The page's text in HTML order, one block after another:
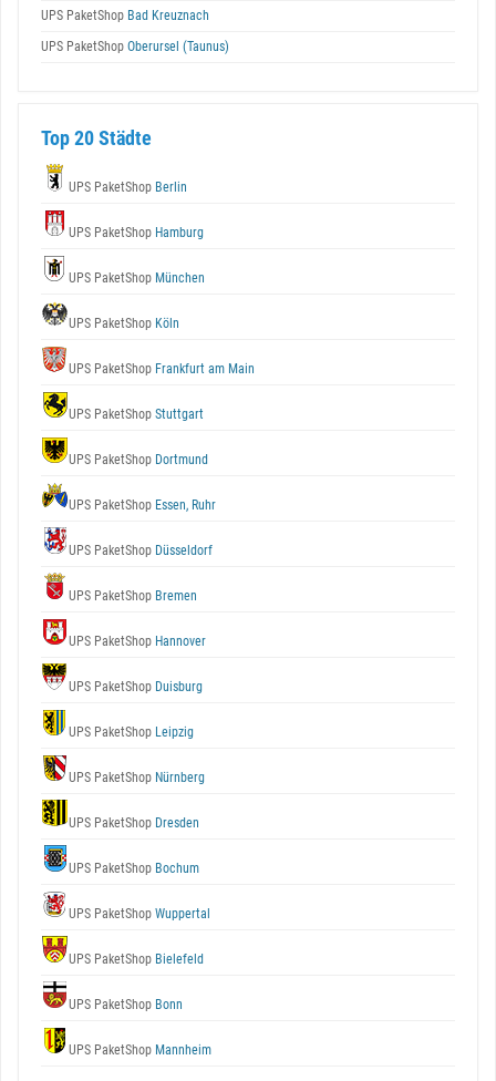
UPS PaketShop Bad Kreuznach
UPS PaketShop Oberursel (Taunus)
Top 20 Städte
UPS PaketShop Berlin
UPS PaketShop Hamburg
UPS PaketShop München
UPS PaketShop Köln
UPS PaketShop Frankfurt am Main
UPS PaketShop Stuttgart
UPS PaketShop Dortmund
UPS PaketShop Essen, Ruhr
UPS PaketShop Düsseldorf
UPS PaketShop Bremen
UPS PaketShop Hannover
UPS PaketShop Duisburg
UPS PaketShop Leipzig
UPS PaketShop Nürnberg
UPS PaketShop Dresden
UPS PaketShop Bochum
UPS PaketShop Wuppertal
UPS PaketShop Bielefeld
UPS PaketShop Bonn
UPS PaketShop Mannheim